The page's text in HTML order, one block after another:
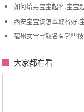
如何给男宝宝起名,宝宝
西安宝宝该怎么取名好,
宿州女宝宝取名有哪些
大家都在看